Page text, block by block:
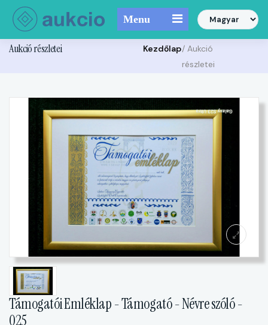
Menu
Aukció részletei Kezdőlap/ Aukció
részletei
Támogatói Emléklap - Támogató - Névre szóló -
025